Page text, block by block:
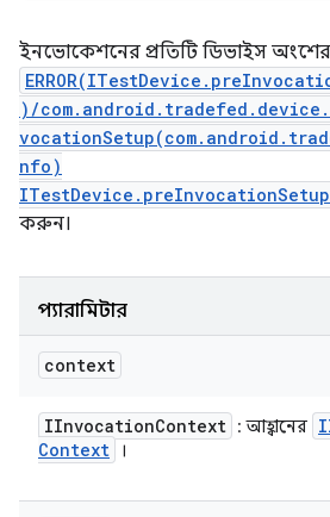
ইনভোকেশনের প্রতিটি ডিভাইস
)/
nfo)
করুন।
প্যারামিটার
context
IInvocationContext : আহ্বানের
Context
।